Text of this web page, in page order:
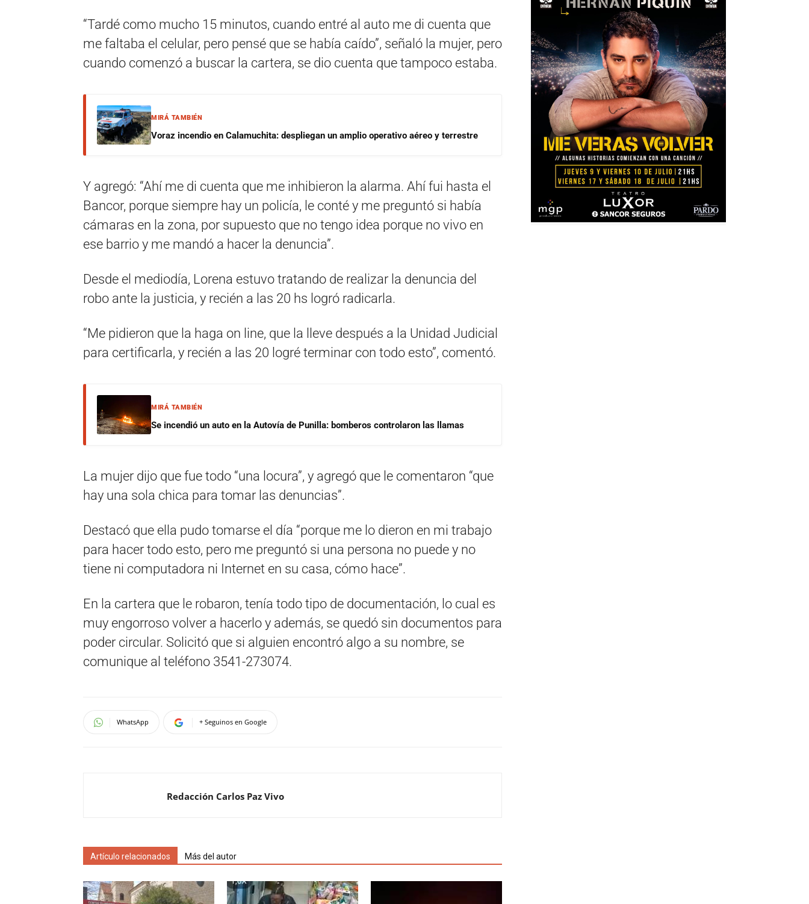
“Tardé como mucho 15 minutos, cuando entré al auto me di cuenta que
me faltaba el celular, pero pensé que se había caído”, señaló la mujer, pero
cuando comenzó a buscar la cartera, se dio cuenta que tampoco estaba.
MIRÁ TAMBIÉN
Voraz incendio en Calamuchita: despliegan un amplio operativo aéreo y terrestre
Y agregó: “Ahí me di cuenta que me inhibieron la alarma. Ahí fui hasta el
Bancor, porque siempre hay un policía, le conté y me preguntó si había
cámaras en la zona, por supuesto que no tengo idea porque no vivo en
ese barrio y me mandó a hacer la denuncia”.
Desde el mediodía, Lorena estuvo tratando de realizar la denuncia del
robo ante la justicia, y recién a las 20 hs logró radicarla.
“Me pidieron que la haga on line, que la lleve después a la Unidad Judicial
para certificarla, y recién a las 20 logré terminar con todo esto”, comentó.
MIRÁ TAMBIÉN
Se incendió un auto en la Autovía de Punilla: bomberos controlaron las llamas
La mujer dijo que fue todo “una locura”, y agregó que le comentaron “que
hay una sola chica para tomar las denuncias”.
Destacó que ella pudo tomarse el día “porque me lo dieron en mi trabajo
para hacer todo esto, pero me preguntó si una persona no puede y no
tiene ni computadora ni Internet en su casa, cómo hace”.
En la cartera que le robaron, tenía todo tipo de documentación, lo cual es
muy engorroso volver a hacerlo y además, se quedó sin documentos para
poder circular. Solicitó que si alguien encontró algo a su nombre, se
comunique al teléfono 3541-273074.
WhatsApp + Seguinos en Google
Redacción Carlos Paz Vivo
Artículo relacionados Más del autor